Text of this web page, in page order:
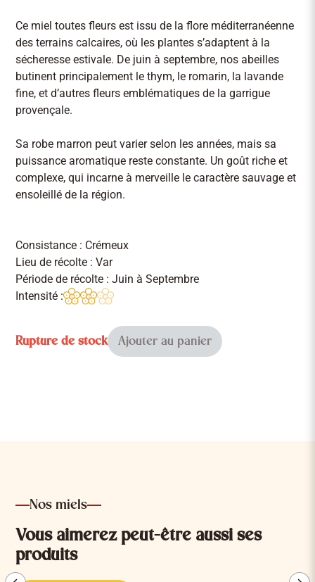
Ce miel toutes fleurs est issu de la flore méditerranéenne
des terrains calcaires, où les plantes s’adaptent à la
sécheresse estivale. De juin à septembre, nos abeilles
butinent principalement le thym, le romarin, la lavande
fine, et d’autres fleurs emblématiques de la garrigue
provençale.
Sa robe marron peut varier selon les années, mais sa
puissance aromatique reste constante. Un goût riche et
complexe, qui incarne à merveille le caractère sauvage et
ensoleillé de la région.
Consistance : Crémeux
Lieu de récolte : Var
Période de récolte : Juin à Septembre
Intensité :
Rupture de stock Ajouter au panier
Nos miels
Vous aimerez peut-être aussi ses
produits